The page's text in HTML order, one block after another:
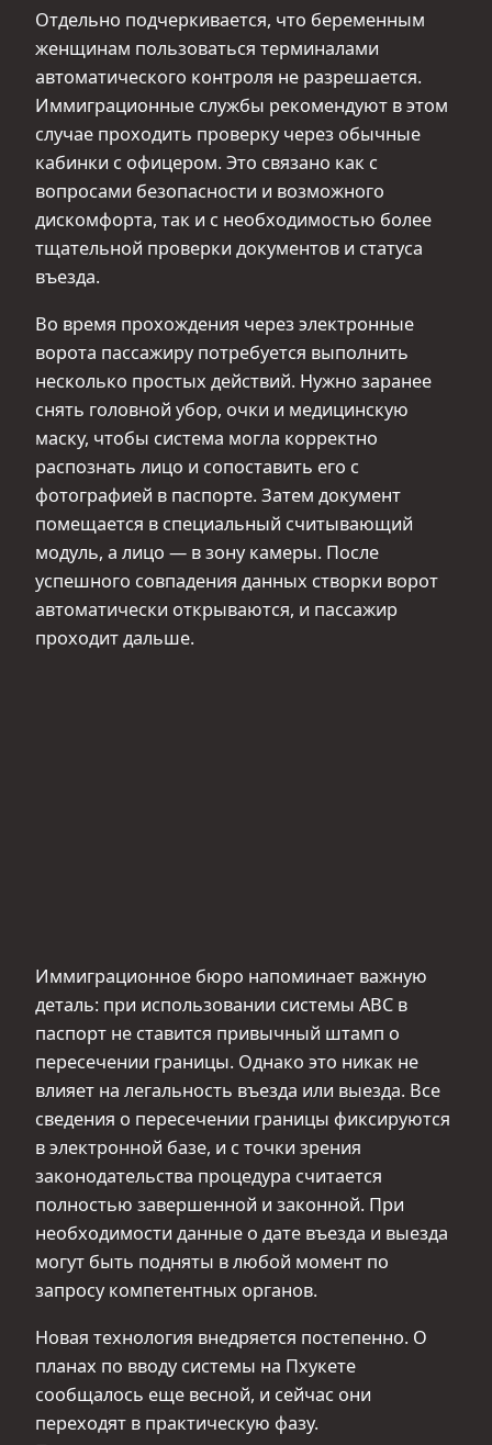
Отдельно подчеркивается, что беременным
женщинам пользоваться терминалами
автоматического контроля не разрешается.
Иммиграционные службы рекомендуют в этом
случае проходить проверку через обычные
кабинки с офицером. Это связано как с
вопросами безопасности и возможного
дискомфорта, так и с необходимостью более
тщательной проверки документов и статуса
въезда.
Во время прохождения через электронные
ворота пассажиру потребуется выполнить
несколько простых действий. Нужно заранее
снять головной убор, очки и медицинскую
маску, чтобы система могла корректно
распознать лицо и сопоставить его с
фотографией в паспорте. Затем документ
помещается в специальный считывающий
модуль, а лицо — в зону камеры. После
успешного совпадения данных створки ворот
автоматически открываются, и пассажир
проходит дальше.
Иммиграционное бюро напоминает важную
деталь: при использовании системы ABC в
паспорт не ставится привычный штамп о
пересечении границы. Однако это никак не
влияет на легальность въезда или выезда. Все
сведения о пересечении границы фиксируются
в электронной базе, и с точки зрения
законодательства процедура считается
полностью завершенной и законной. При
необходимости данные о дате въезда и выезда
могут быть подняты в любой момент по
запросу компетентных органов.
Новая технология внедряется постепенно. О
планах по вводу системы на Пхукете
сообщалось еще весной, и сейчас они
переходят в практическую фазу.